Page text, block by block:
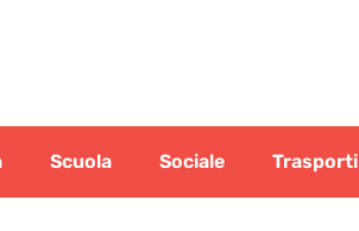
Scuola Sociale Trasporti